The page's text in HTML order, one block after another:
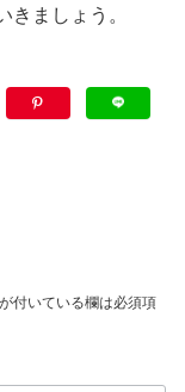
ましょう。
が付いている欄は必須項